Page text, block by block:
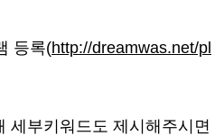
등록(http://dreamwas.net/pl
세부키워드도 제시해주시면